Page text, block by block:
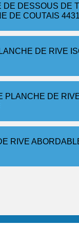
DE DESSOUS DE
DE COUTAIS
DE RIVE
PLANCHE DE
RIVE